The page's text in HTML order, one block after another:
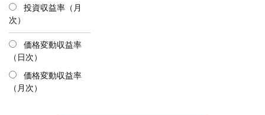
投資収益率（月
次）
価格変動収益率
（日次）
価格変動収益率
（月次）